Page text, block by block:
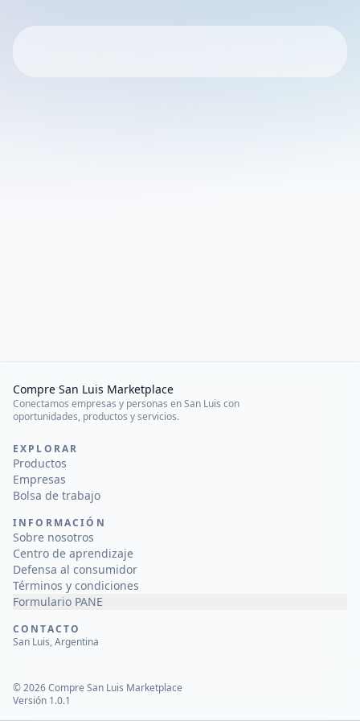
Compre San Luis Marketplace
Conectamos empresas y personas en San Luis con
oportunidades, productos y servicios.
EXPLORAR
Productos
Empresas
Bolsa de trabajo
INFORMACIÓN
Sobre nosotros
Centro de aprendizaje
Defensa al consumidor
Términos y condiciones
Formulario PANE
CONTACTO
San Luis, Argentina
©2026Compre San Luis Marketplace
Versión 1.0.1